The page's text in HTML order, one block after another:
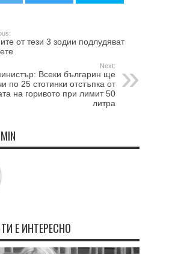
от тези 3 зодии подлудяват
Next:
Всеки българин ще
по 25 стотинки отстъпка от
на горивото при лимит 50
литра
Е ИНТЕРЕСНО